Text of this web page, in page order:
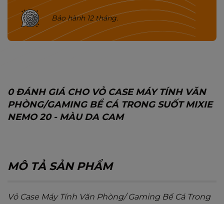
Bảo hành 12 tháng.
0 ĐÁNH GIÁ CHO VỎ CASE MÁY TÍNH VĂN
PHÒNG/GAMING BỂ CÁ TRONG SUỐT MIXIE
NEMO 20 - MÀU DA CAM
MÔ TẢ SẢN PHẨM
Vỏ Case Máy Tính Văn Phòng/ Gaming Bể Cá Trong